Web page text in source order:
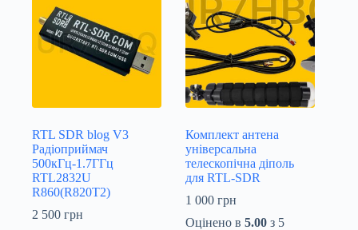
RTL SDR blog V3
Радіоприймач
500кГц-1.7ГГц
RTL2832U
R860(R820T2)
2 500 грн
Комплект антена
універсальна
телескопічна діполь
для RTL-SDR
1 000грн
Оцінено в5.00 з 5